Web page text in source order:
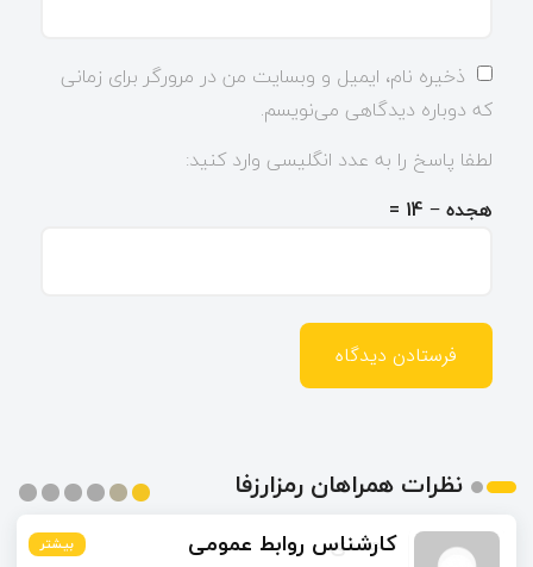
ذخیره نام، ایمیل و وبسایت من در مرورگر برای زمانی
که دوباره دیدگاهی می‌نویسم.
لطفا پاسخ را به عدد انگلیسی وارد کنید:
هجده − 14 =
نظرات همراهان رمزارزفا
بیشتر محمدی بیشتر
بیشتر
بیشتر
بیشتر
بیشتر